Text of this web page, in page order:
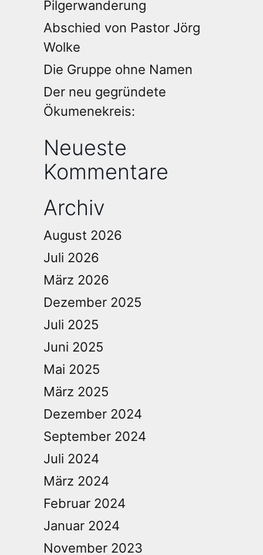
Pilgerwanderung
Abschied von Pastor Jörg
Wolke
Die Gruppe ohne Namen
Der neu gegründete
Ökumenekreis:
Neueste
Kommentare
Archiv
August 2026
Juli 2026
März 2026
Dezember 2025
Juli 2025
Juni 2025
Mai 2025
März 2025
Dezember 2024
September 2024
Juli 2024
März 2024
Februar 2024
Januar 2024
November 2023